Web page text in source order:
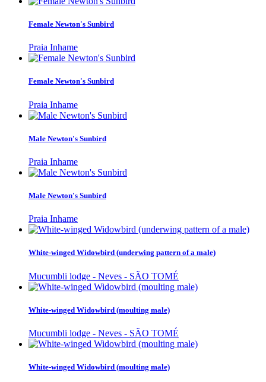
Female Newton's Sunbird
Praia Inhame
Female Newton's Sunbird
Praia Inhame
Male Newton's Sunbird
Praia Inhame
Male Newton's Sunbird
Praia Inhame
White-winged Widowbird (underwing pattern of a male)
Mucumbli lodge - Neves - SÃO TOMÉ
White-winged Widowbird (moulting male)
Mucumbli lodge - Neves - SÃO TOMÉ
White-winged Widowbird (moulting male)